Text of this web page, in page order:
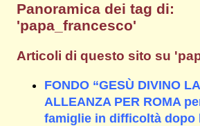
Panoramica dei tag di:
'papa_francesco'
Articoli di questo sito su
FONDO “GESÙ DIVINO
ALLEANZA PER ROMA
famiglie in difficoltà dopo